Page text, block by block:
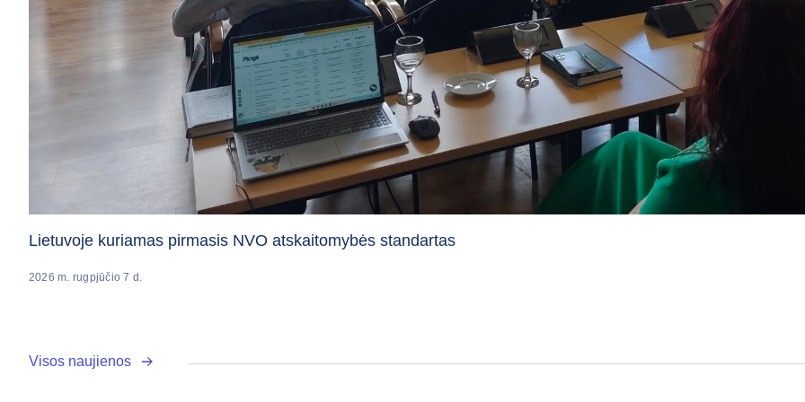
Lietuvoje kuriamas pirmasis NVO atskaitomybės standartas
2026 m. rugpjūčio 7 d.
Visos naujienos